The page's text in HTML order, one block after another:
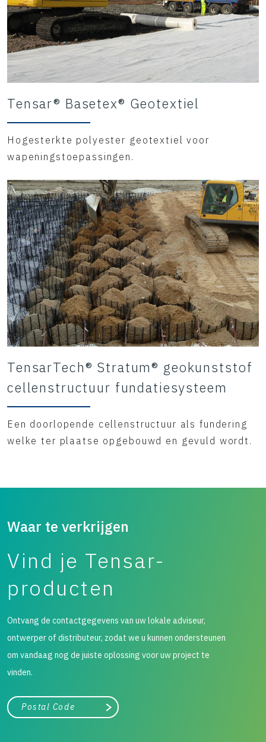
Tensar® Basetex® Geotextiel
Hogesterkte polyester geotextiel voor
wapeningstoepassingen.
TensarTech® Stratum® geokunststof
cellenstructuur fundatiesysteem
Een doorlopende cellenstructuur als fundering
welke ter plaatse opgebouwd en gevuld wordt.
Waar te verkrijgen
Vind je Tensar-
producten
Ontvang de contactgegevens van uw lokale adviseur,
ontwerper of distributeur, zodat we u kunnen ondersteunen
om vandaag nog de juiste oplossing voor uw project te
vinden.
City, state, or zip/postal code
Search